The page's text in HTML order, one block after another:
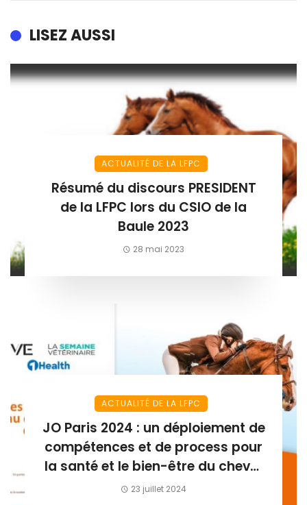
LISEZ AUSSI
ACTUALITÉ DE LA LFPC
Résumé du discours PRESIDENT
de la LFPC lors du CSIO de la
Baule 2023
28 mai 2023
ACTUALITÉ DE LA LFPC
JO Paris 2024 : un déploiement de
compétences et de process pour
la santé et le bien-être du cheval
athlète
23 juillet 2024